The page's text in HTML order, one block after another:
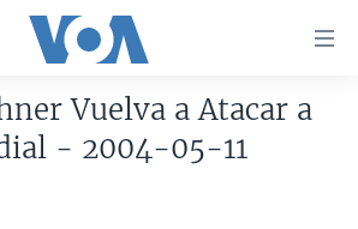
Vuelva a Atacar a
- 2004-05-11